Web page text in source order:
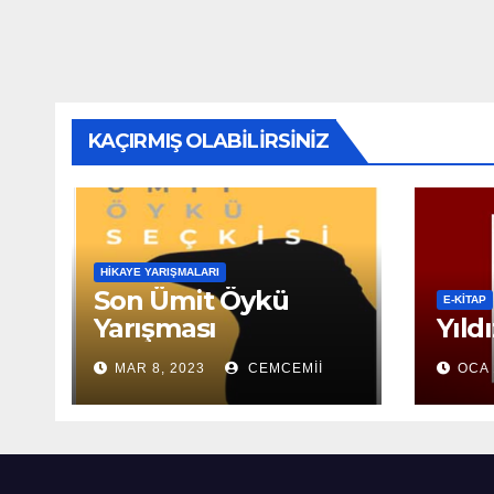
KAÇIRMIŞ OLABILIRSINIZ
HIKAYE YARIŞMALARI
Son Ümit Öykü
Yarışması
MAR 8, 2023 CEMCEMII
E-KİTAP
OCA